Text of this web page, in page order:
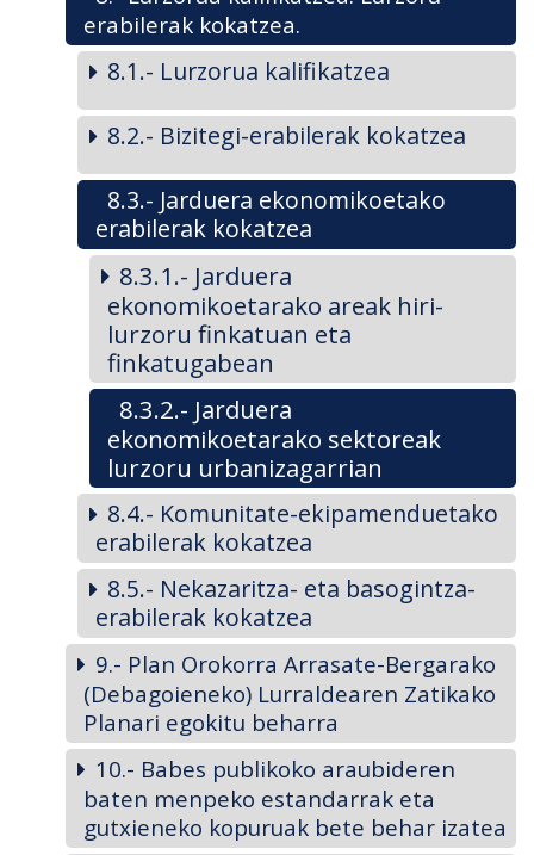
erabilerak kokatzea.
8.1.- Lurzorua kalifikatzea
8.2.- Bizitegi-erabilerak kokatzea
8.3.- Jarduera ekonomikoetako
erabilerak kokatzea
8.3.1.- Jarduera
ekonomikoetarako areak hiri-
lurzoru finkatuan eta
finkatugabean
8.3.2.- Jarduera
ekonomikoetarako sektoreak
lurzoru urbanizagarrian
8.4.- Komunitate-ekipamenduetako
erabilerak kokatzea
8.5.- Nekazaritza- eta basogintza-
erabilerak kokatzea
9.- Plan Orokorra Arrasate-Bergarako
(Debagoieneko) Lurraldearen Zatikako
Planari egokitu beharra
10.- Babes publikoko araubideren
baten menpeko estandarrak eta
gutxieneko kopuruak bete behar izatea